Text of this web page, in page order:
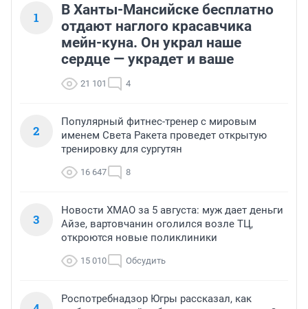
1
В Ханты-Мансийске бесплатно
отдают наглого красавчика
мейн-куна. Он украл наше
сердце — украдет и ваше
21 101 4
2
Популярный фитнес-тренер с мировым
именем Света Ракета проведет открытую
тренировку для сургутян
16 647 8
3
Новости ХМАО за 5 августа: муж дает деньги
Айзе, вартовчанин оголился возле ТЦ,
откроются новые поликлиники
15 010 Обсудить
Роспотребнадзор Югры рассказал, как